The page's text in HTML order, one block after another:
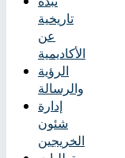
تاريخية
عن
الأكاديمية
الرؤية
والرسالة
إدارة
شئون
الخريجين